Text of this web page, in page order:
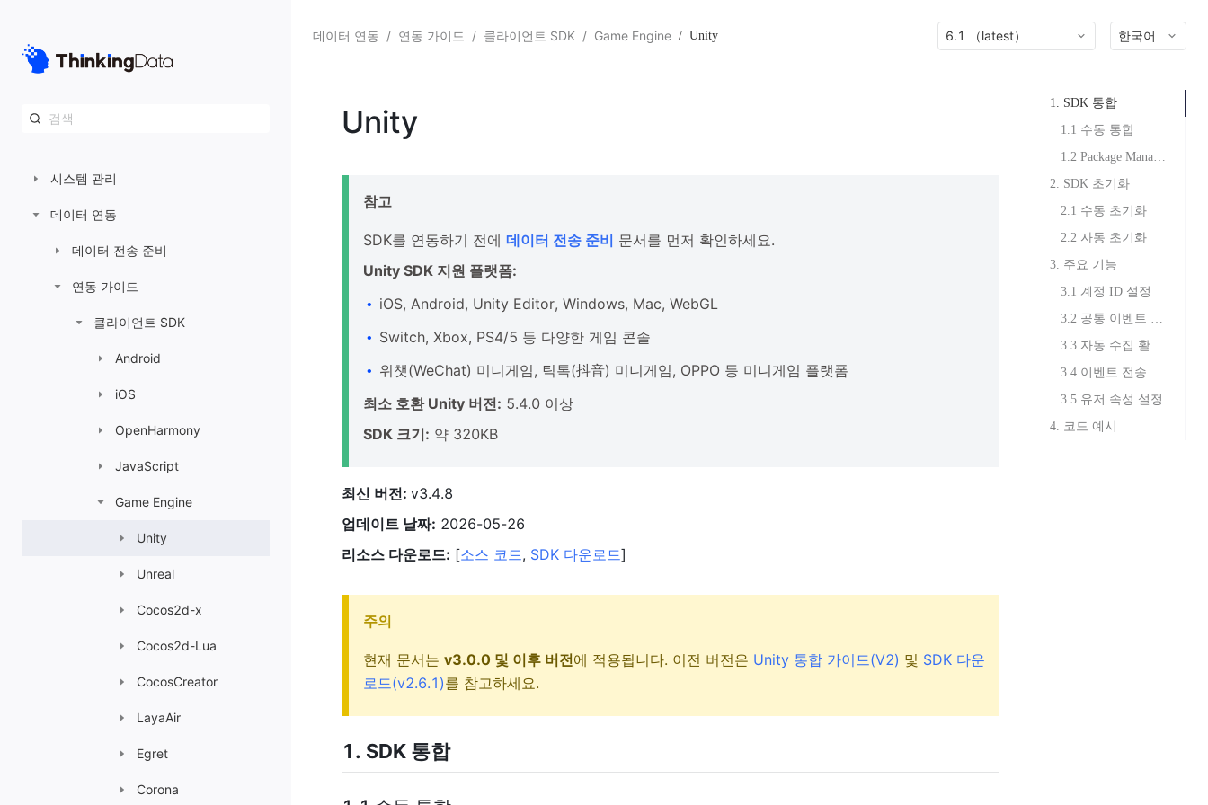
분석·운영 플랫폼
시스템 관리
데이터 연동
데이터 전송 준비
연동 가이드
클라이언트 SDK
Android
iOS
OpenHarmony
JavaScript
Game Engine
Unity
Unreal
Cocos2d-x
Cocos2d-Lua
CocosCreator
LayaAir
Egret
Corona
데이터 연동 / 연동 가이드 / 클라이언트 SDK / Game Engine / Unity 6.1 （latest） 한국어
1. SDK 통합
1.1 수동 통합
1.2 Package Manager 통합
2. SDK 초기화
2.1 수동 초기화
2.2 자동 초기화
3. 주요 기능
3.1 계정 ID 설정
3.2 공통 이벤트 속성 설정
3.3 자동 수집 활성화
3.4 이벤트 전송
3.5 유저 속성 설정
4. 코드 예시
Unity
참고
SDK를 연동하기 전에 데이터 전송 준비 문서를 먼저 확인하세요.
Unity SDK 지원 플랫폼:
• iOS, Android, Unity Editor, Windows, Mac, WebGL
• Switch, Xbox, PS4/5 등 다양한 게임 콘솔
• 위챗(WeChat) 미니게임, 틱톡(抖音) 미니게임, OPPO 등 미니게임 플랫폼
최소 호환 Unity 버전: 5.4.0 이상
SDK 크기: 약 320KB
최신 버전: v3.4.8
업데이트 날짜: 2026-05-26
리소스 다운로드: [소스 코드, SDK 다운로드]
주의
현재 문서는 v3.0.0 및 이후 버전에 적용됩니다. 이전 버전은 Unity 통합 가이드(V2) 및 SDK 다운
로드(v2.6.1)를 참고하세요.
1. SDK 통합